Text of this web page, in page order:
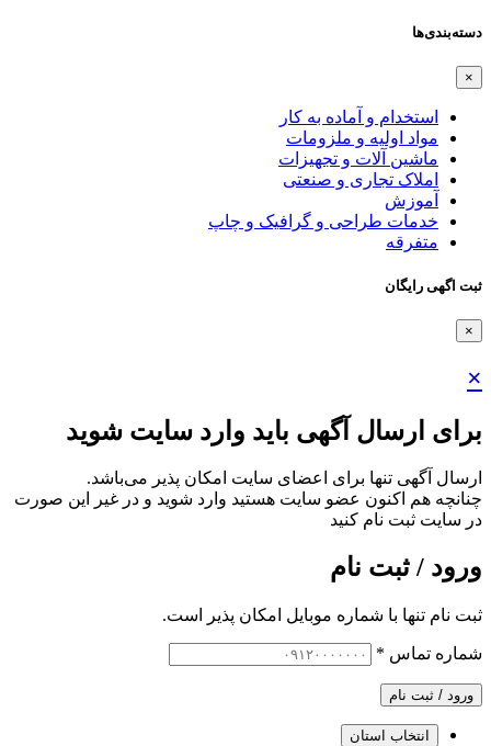
دسته‌بندی‌ها
×
استخدام و آماده به کار
مواد اولیه و ملزومات
ماشین آلات و تجهیزات
املاک تجاری و صنعتی
آموزش
خدمات طراحی و گرافیک و چاپ
متفرقه
ثبت اگهی رایگان
×
×
برای ارسال آگهی باید وارد سایت شوید
ارسال آگهی تنها برای اعضای سایت امکان پذیر می‌باشد.
چنانچه هم‌ اکنون عضو سایت هستید وارد شوید و در غیر این صورت
در سایت ثبت نام کنید
ورود / ثبت نام
ثبت نام تنها با شماره موبایل امکان پذیر است.
شماره تماس *
ورود / ثبت نام
انتخاب استان